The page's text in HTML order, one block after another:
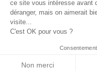
ce site vous intéresse avant
déranger, mais on aimerait
visite...
C'est OK pour vous ?
Non merci
Copyright 2026 by Olivier